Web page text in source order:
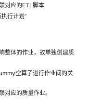
对应的ETL脚本
行计划”
整体的作业，故单独创建质
空算子进行作业间的关
对应的质量作业。